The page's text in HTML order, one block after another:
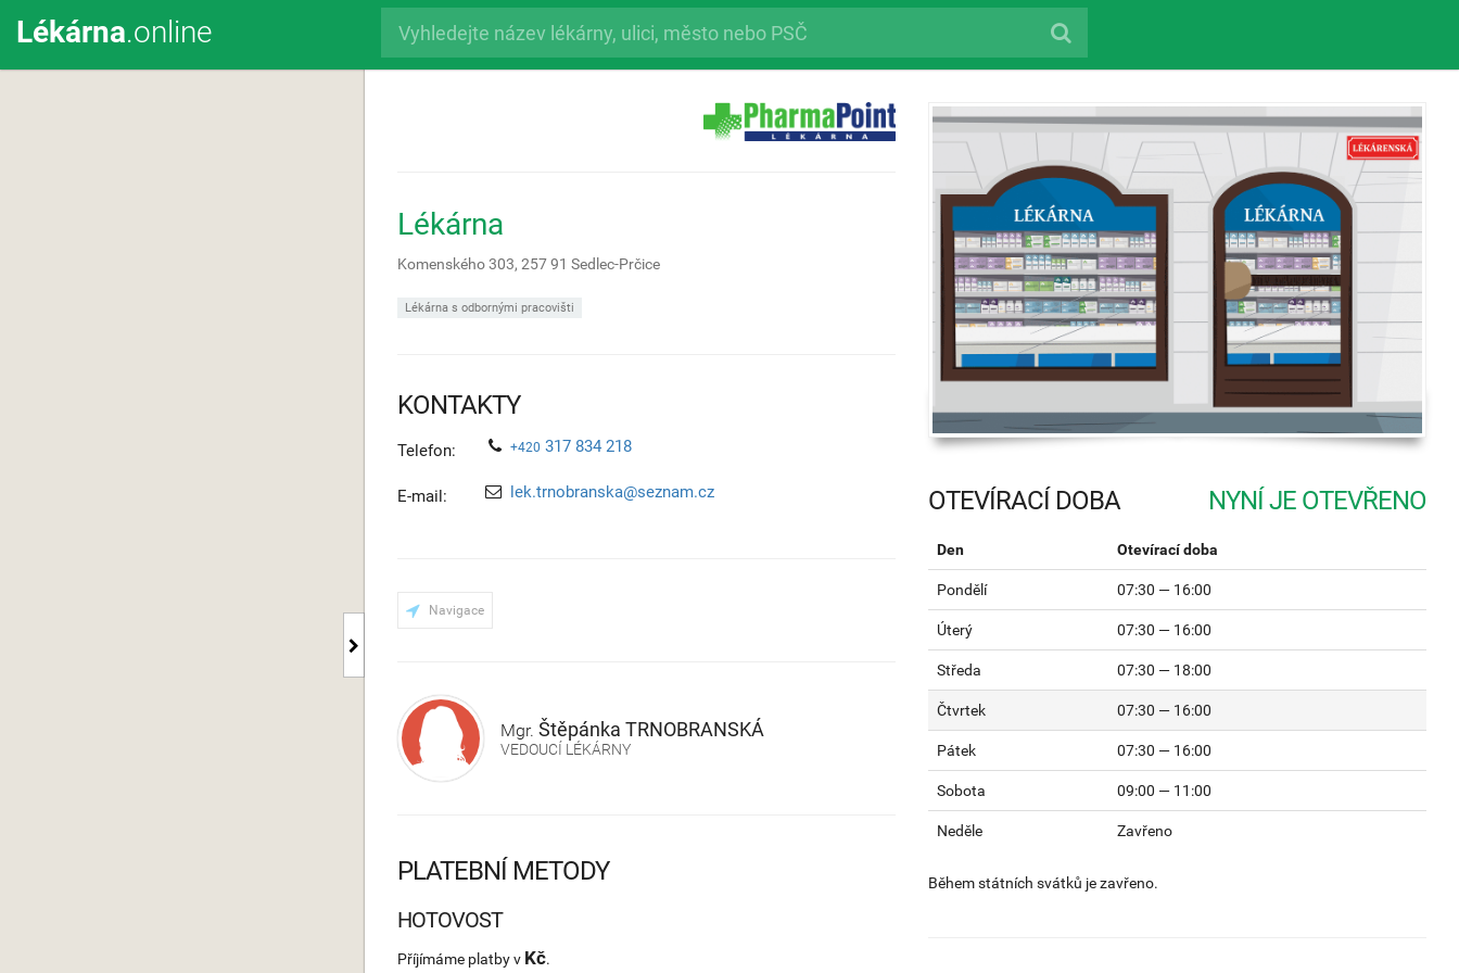
Lékárna.online
Lékárna
Komenského 303, 257 91 Sedlec-Prčice
Lékárna s odbornými pracovišti
KONTAKTY
Telefon: +420 317 834 218
E-mail: lek.trnobranska@seznam.cz
Navigace
Mgr. Štěpánka TRNOBRANSKÁ
VEDOUCÍ LÉKÁRNY
OTEVÍRACÍ DOBA
Den Otevírací doba
Pondělí 07:30 — 16:00
Úterý 07:30 — 16:00
Středa 07:30 — 18:00
Čtvrtek 07:30 — 16:00
Pátek 07:30 — 16:00
Sobota 09:00 — 11:00
Neděle Zavřeno
Během státních svátků je zavřeno.
PLATEBNÍ METODY
HOTOVOST
Příjímáme platby v Kč.